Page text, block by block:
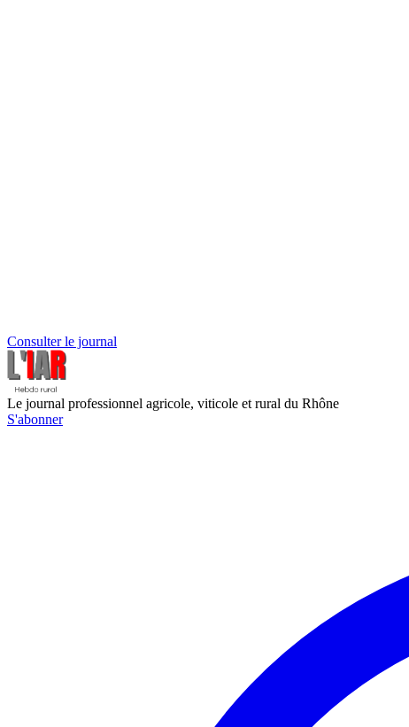
Consulter le journal
Le journal professionnel agricole, viticole et rural du Rhône
S'abonner